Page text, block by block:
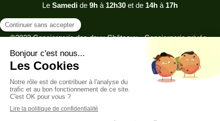
Le Samedi de 9h à 12h30 et de 14h à 17h
©2023 Conciergerie des deux Châteaux - Conciergerie privée
Mentions légales